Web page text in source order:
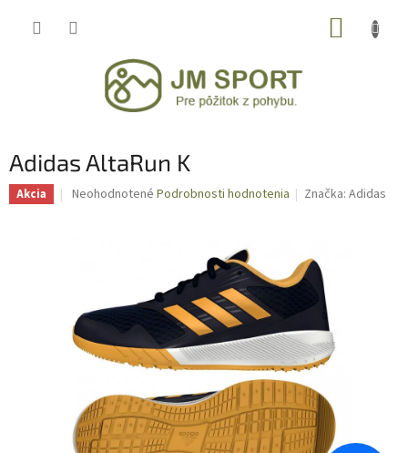
Adidas AltaRun K
Akcia
Priemerné
hviezdičiek.
Neohodnotené Podrobnosti hodnotenia Značka:Adidas